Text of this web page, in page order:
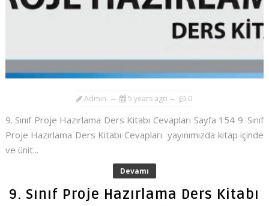
Admin 5 years ago 0
9. Sınıf Proje Hazırlama Ders Kitabı Cevapları Sayfa 154 9. Sınıf
Proje Hazırlama Ders Kitabı Cevapları yayınımızda kitap içinde
ve ünit...
Devamı
9. Sınıf Proje Hazırlama Ders Kitabı